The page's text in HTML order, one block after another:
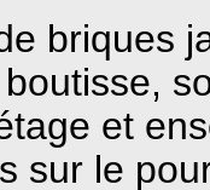
briques
et
sur le